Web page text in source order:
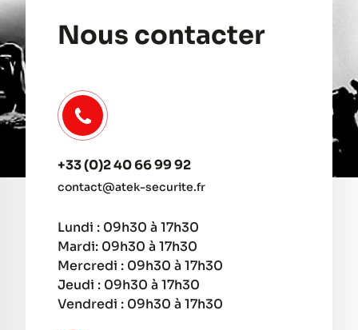
Nous contacter
+33 (0)2 40 66 99 92
contact@atek-securite.fr
Lundi : 09h30 à 17h30
Mardi: 09h30 à 17h30
Mercredi : 09h30 à 17h30
Jeudi : 09h30 à 17h30
Vendredi : 09h30 à 17h30